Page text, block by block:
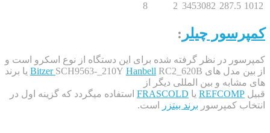
3453082
2
8
چیلر
در نظر گرفته شده برای این دستگاه از نوع اسکرو است و
مدل های
BitzerSCH9563-_210Y Hanbell
RC2_620B یا برند
و بین المللی دیگر از
یاFRASCOLDاستفاده میگردد که گزینه اول در
کمپرسوربرند بیتزراست.